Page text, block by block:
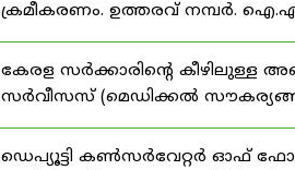
ക്രമീകരണം. ഉത്തരവ് നമ്പർ.
കേരള സർക്കാരിന്റെ കീഴിലുള്ള
സർവീസസ് (മെഡിക്കൽ സൗകര്യങ്ങൾ)
ഡെപ്യൂട്ടി കൺസർവേറ്റർ ഓഫ്